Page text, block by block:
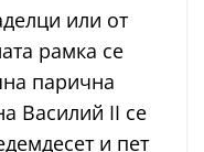
или от
рамка се
парична
Василий II се
и пет